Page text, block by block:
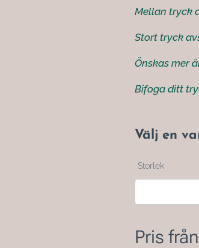
Mellan tryck
Stort tryck
Önskas mer
Bifoga ditt
Välj en
Storlek
Pris från